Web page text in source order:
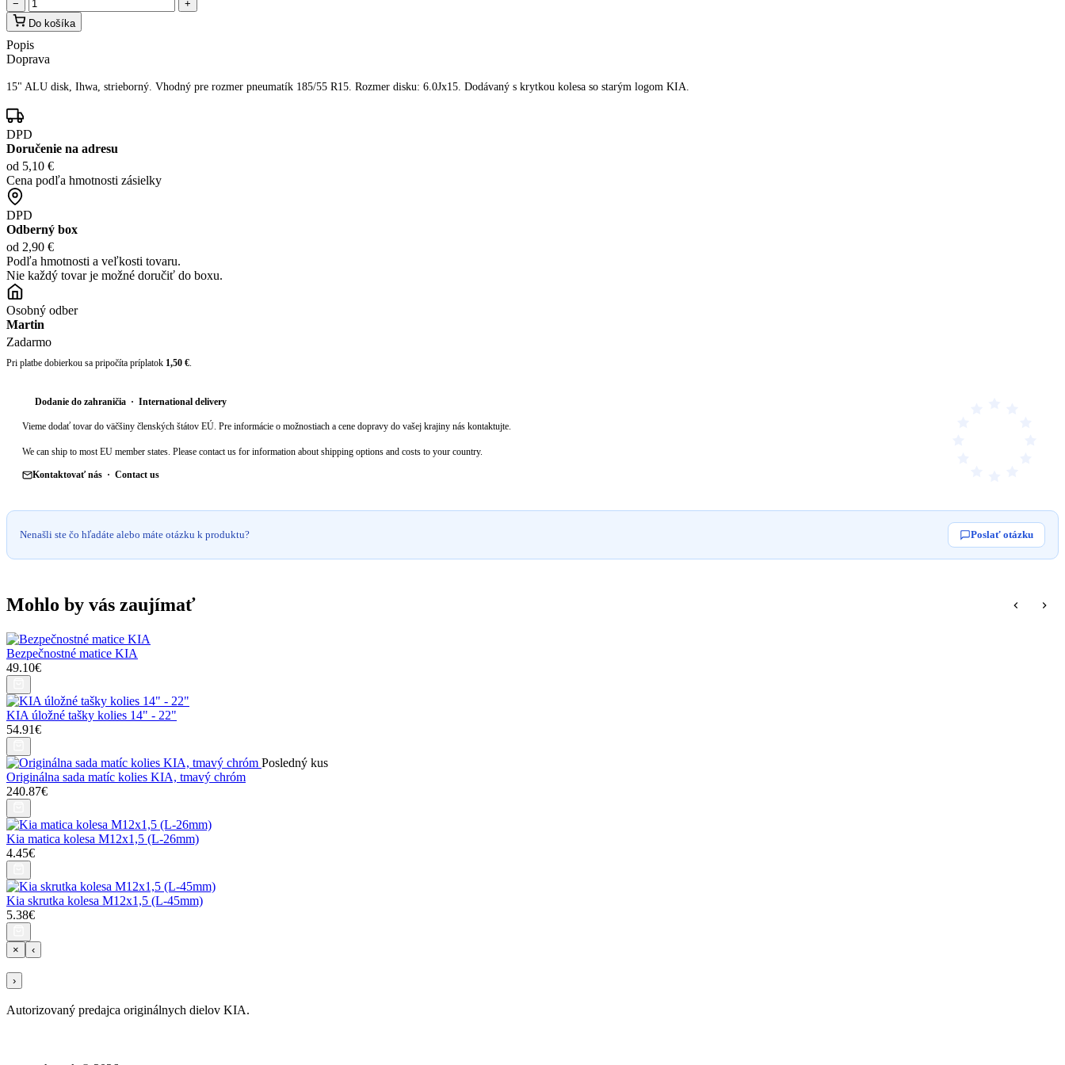
−
+
Do košíka
Popis
Doprava
15" ALU disk, Ihwa, strieborný. Vhodný pre rozmer pneumatík 185/55 R15. Rozmer disku: 6.0Jx15. Dodávaný s krytkou kolesa so starým logom KIA.
DPD
Doručenie na adresu
od 5,10 €
Cena podľa hmotnosti zásielky
DPD
Odberný box
od 2,90 €
Podľa hmotnosti a veľkosti tovaru.
Nie každý tovar je možné doručiť do boxu.
Osobný odber
Martin
Zadarmo
Pri platbe dobierkou sa pripočíta príplatok 1,50 €.
Dodanie do zahraničia · International delivery
Vieme dodať tovar do väčšiny členských štátov EÚ. Pre informácie o možnostiach a cene dopravy do vašej krajiny nás kontaktujte.
We can ship to most EU member states. Please contact us for information about shipping options and costs to your country.
Kontaktovať nás · Contact us
Nenašli ste čo hľadáte alebo máte otázku k produktu? Poslať otázku
Mohlo by vás zaujímať
Bezpečnostné matice KIA
49.10€
KIA úložné tašky kolies 14" - 22"
54.91€
Posledný kus
Originálna sada matíc kolies KIA, tmavý chróm
240.87€
Kia matica kolesa M12x1,5 (L-26mm)
4.45€
Kia skrutka kolesa M12x1,5 (L-45mm)
5.38€
× ‹
›
Autorizovaný predajca originálnych dielov KIA.